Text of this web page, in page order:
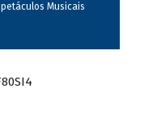
Musicais